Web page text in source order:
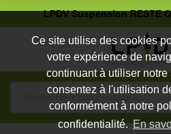
Ce site utilise des cookies
votre expérience de
continuant à utiliser notre
consentez à l'utilisation
conformément à notre
confidentialité.En
LPDV Suspension RESTE